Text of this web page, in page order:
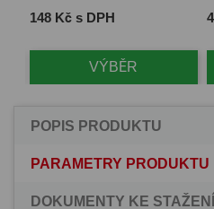
Cena
148 Kč s DPH
VÝBĚR
POPIS PRODUKTU
PARAMETRY PRODUKTU
DOKUMENTY KE STAŽENÍ